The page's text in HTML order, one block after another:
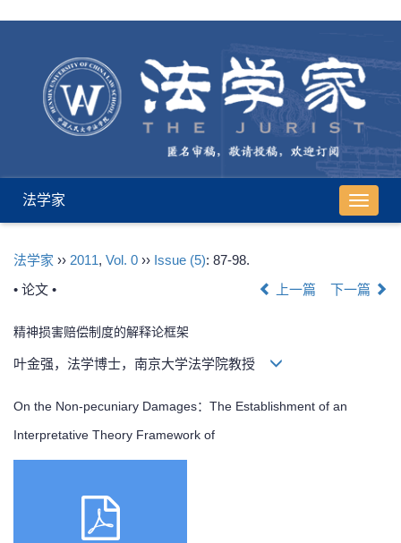
导
航
法学家
法学家 ›› 2011, Vol. 0 ›› Issue (5): 87-98.
• 论文 •
上一篇 下一篇
精神损害赔偿制度的解释论框架
叶金强，法学博士，南京大学法学院教授
On the Non-pecuniary Damages：The Establishment of an
Interpretative Theory Framework of